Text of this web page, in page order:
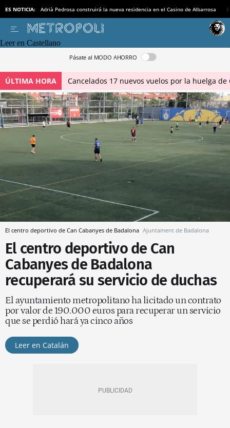
ES NOTICIA: Adrià Pedrosa construirá la nueva residencia en el Casino de Albarrosa
Leer en Castellano
Pásate al MODO AHORRO
ÚLTIMA HORA Cancelados 17 nuevos vuelos por la huelga
El centro deportivo de Can Cabanyes de Badalona Ajuntament de Badalona
El centro deportivo de Can
Cabanyes de Badalona
recuperará su servicio de duchas
El ayuntamiento metropolitano ha licitado un contrato
por valor de 190.000 euros para recuperar un servicio
que se perdió hará ya cinco años
Leer en Catalán